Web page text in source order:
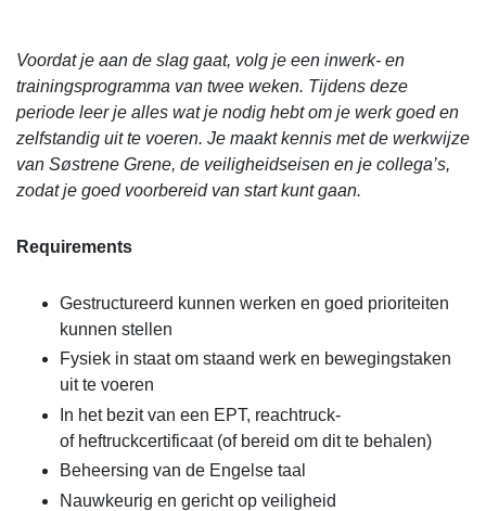
Voordat je aan de slag gaat, volg je een inwerk- en
trainingsprogramma van twee weken. Tijdens deze
periode leer je alles wat je nodig hebt om je werk goed en
zelfstandig uit te voeren. Je maakt kennis met de werkwijze
van Søstrene Grene, de veiligheidseisen en je collega’s,
zodat je goed voorbereid van start kunt gaan.
Requirements
Gestructureerd kunnen werken en goed prioriteiten
kunnen stellen
Fysiek in staat om staand werk en bewegingstaken
uit te voeren
In het bezit van een EPT, reachtruck-
of heftruckcertificaat (of bereid om dit te behalen)
Beheersing van de Engelse taal
Nauwkeurig en gericht op veiligheid